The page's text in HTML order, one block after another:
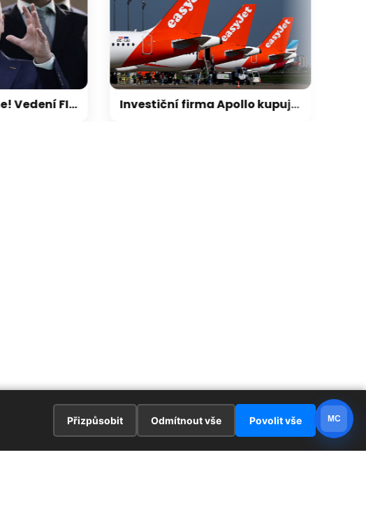
Infantinovi věříme! Vedení FIFA podpořilo šéfa a omluvilo se, UEFA to však nepřijímá Investiční firma Apollo kupuje britské aerolinky easyJet za 5,7 miliardy liber
Přizpůsobit Odmítnout vše Povolit vše MC